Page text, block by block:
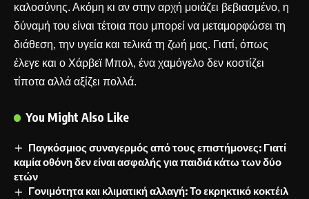
καλοσύνης. Ακόμη κι αν στην αρχή μοιάζει βεβιασμένο, η
δύναμή του είναι τέτοια που μπορεί να μεταμορφώσει τη
διάθεση, την υγεία και τελικά τη ζωή μας. Γιατί, όπως
έλεγε και ο Χάρβεϊ Μπολ, ένα χαμόγελο δεν κοστίζει
τίποτα αλλά αξίζει πολλά.
You Might Also Like
Παγκόσμιος συναγερμός από τους επιστήμονες: Γιατί
καμία οθόνη δεν είναι ασφαλής για παιδιά κάτω των δύο
ετών
Γονιμότητα και κλιματική αλλαγή: Το εκρηκτικό κοκτέιλ